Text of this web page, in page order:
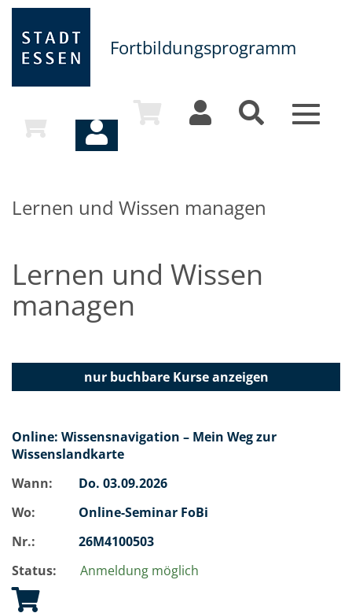
Fortbildungsprogramm
Toggle
Lernen und Wissen managen
Lernen und Wissen
managen
nur buchbareKurse anzeigen
Online: Wissensnavigation – Mein Weg zur
Wissenslandkarte
Wann:
Do. 03.09.2026
Wo:
Online-Seminar FoBi
Nr.:
26M4100503
Status:
Anmeldung möglich